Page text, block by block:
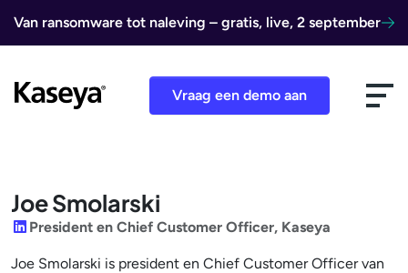
Van ransomware tot naleving – gratis, live, 2 september
Vraag een demo aan
Joe Smolarski
LinkedIn
President en Chief Customer Officer, Kaseya
Joe Smolarski is president en Chief Customer Officer van